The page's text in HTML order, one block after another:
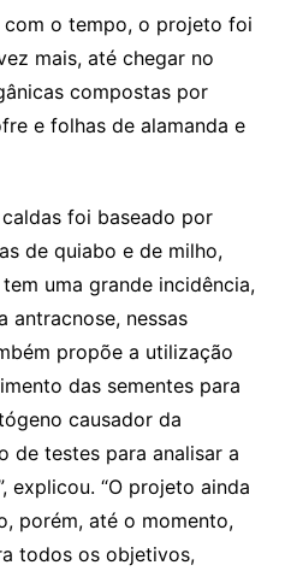
o tempo, o projeto foi
mais, até chegar no
compostas por
e folhas de alamanda e
foi baseado por
de quiabo e de milho,
uma grande incidência,
antracnose, nessas
propõe a utilização
das sementes para
causador da
de testes para analisar a
explicou. “O projeto ainda
porém, até o momento,
todos os objetivos,